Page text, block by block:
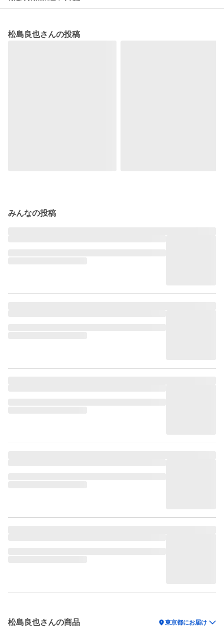
松島良也さんの投稿
みんなの投稿
松島良也さんの商品 location_on東京都にお届け